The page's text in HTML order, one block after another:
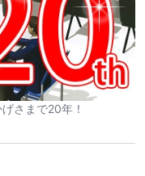
さまで20年！